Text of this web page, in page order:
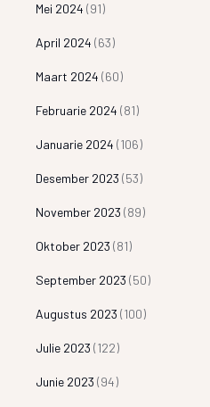
Mei 2024 (91)
April 2024 (63)
Maart 2024 (60)
Februarie 2024 (81)
Januarie 2024 (106)
Desember 2023 (53)
November 2023 (89)
Oktober 2023 (81)
September 2023 (50)
Augustus 2023 (100)
Julie 2023 (122)
Junie 2023 (94)